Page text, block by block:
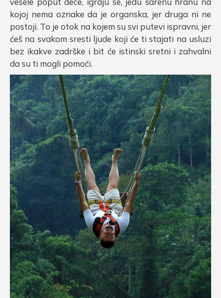
kojoj nema oznake da je organska, jer druga ni ne
postoji. To je otok na kojem su svi putevi ispravni, jer
ćeš na svakom sresti ljude koji će ti stajati na usluzi
bez ikakve zadrške i bit će istinski sretni i zahvalni
da su ti mogli pomoći.